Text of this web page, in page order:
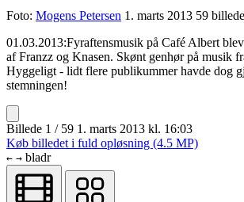
Foto: Mogens Petersen 1. marts 2013 59
01.03.2013:Fyraftensmusik på Café Albert
af Franzz og Knasen. Skønt genhør på musik
Hyggeligt - lidt flere publikummer havde dog
stemningen!
Billede 1 / 59 1. marts 2013 kl. 16:03
Køb billedet i fuld opløsning (4.5 MP)
← → bladr